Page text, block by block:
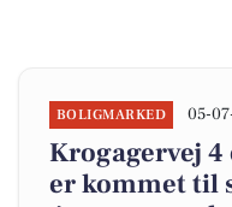
BOLIGMARKED 05-
Krogagervej 4
er kommet til